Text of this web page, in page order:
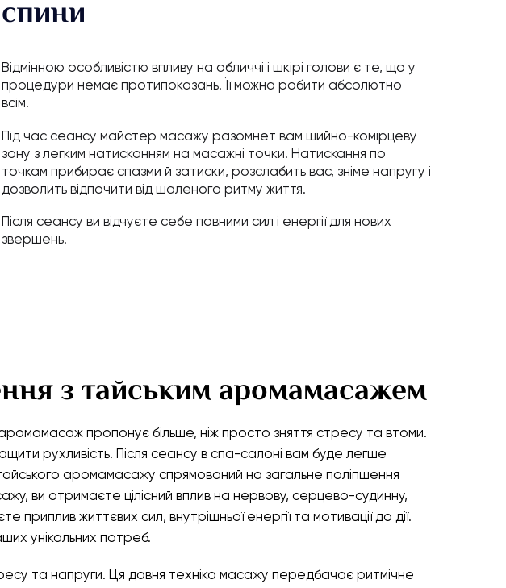
спини
Відмінною особливістю впливу на обличчі і шкірі голови є те, що у
процедури немає протипоказань. Її можна робити абсолютно
всім.
Під час сеансу майстер масажу разомнет вам шийно-комірцеву
зону з легким натисканням на масажні точки. Натискання по
точкам прибирає спазми й затиски, розслабить вас, зніме напругу і
дозволить відпочити від шаленого ритму життя.
Після сеансу ви відчуєте себе повними сил і енергії для нових
звершень.
з тайським аромамасажем
пропонує більше, ніж просто зняття стресу та втоми.
рухливість. Після сеансу в спа-салоні вам буде легше
аромамасажу спрямований на загальне поліпшення
ви отримаєте цілісний вплив на нервову, серцево-судинну,
приплив життєвих сил, внутрішньої енергії та мотивації до дії.
унікальних потреб.
та напруги. Ця давня техніка масажу передбачає ритмічне